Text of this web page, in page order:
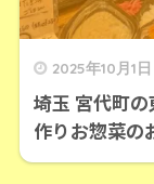
2025年10月1日
埼玉 宮代町
作りお惣菜の